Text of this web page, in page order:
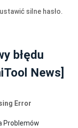
ustawić silne hasło.
błędu
News]
Error
Problemów